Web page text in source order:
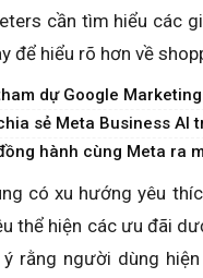
marketing
online
cần tìm hiểu các
để hiểu rõ hơn về
dự Google
sẻ Meta Business AI
hành cùng Meta ra
có xu hướng yêu
thể hiện các ưu đãi
rằng người dùng